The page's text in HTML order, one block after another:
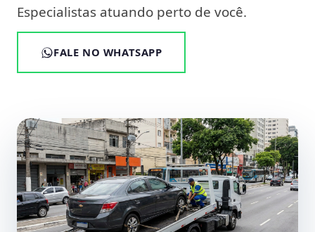
Especialistas atuando perto de você.
FALE NO WHATSAPP